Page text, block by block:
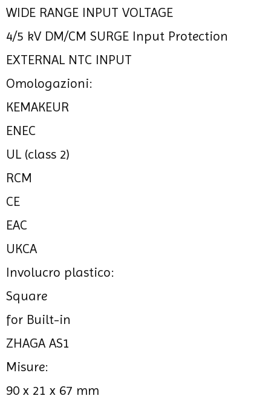
WIDE RANGE INPUT VOLTAGE
4/5 kV DM/CM SURGE Input Protection
EXTERNAL NTC INPUT
Omologazioni:
KEMAKEUR
ENEC
UL (class 2)
RCM
CE
EAC
UKCA
Involucro plastico:
Square
for Built-in
ZHAGA AS1
Misure:
90 x 21 x 67 mm